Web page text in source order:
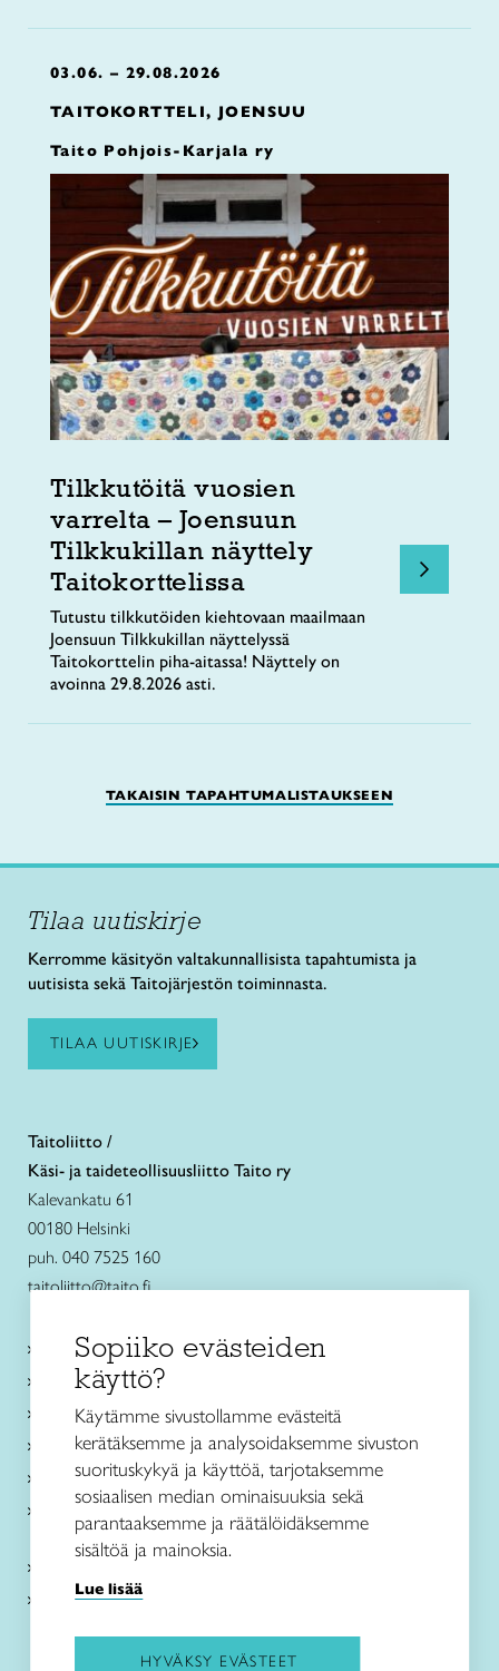
03.06. – 29.08.2026
TAITOKORTTELI, JOENSUU
Taito Pohjois-Karjala ry
Tilkkutöitä vuosien
varrelta – Joensuun
Tilkkukillan näyttely
Taitokorttelissa
Tutustu tilkkutöiden kiehtovaan maailmaan
Joensuun Tilkkukillan näyttelyssä
Taitokorttelin piha-aitassa! Näyttely on
avoinna 29.8.2026 asti.
TAKAISIN TAPAHTUMALISTAUKSEEN
Tilaa uutiskirje
Kerromme käsityön valtakunnallisista tapahtumista ja
uutisista sekä Taitojärjestön toiminnasta.
TILAA UUTISKIRJE
Taitoliitto /
Käsi- ja taideteollisuusliitto Taito ry
Kalevankatu 61
00180 Helsinki
puh. 040 7525 160
taitoliitto@taito.fi
Käsityökurssit ja koulutus
Ajankohtaista
Käsityöohjeet
Me olemme Taito
Paikallinen toiminta
Verkkokaupat
Kirjaudu Arviin
Kirjaudu Taitocampukseen
Sopiiko evästeiden
käyttö?
Käytämme sivustollamme evästeitä
kerätäksemme ja analysoidaksemme sivuston
suorituskykyä ja käyttöä, tarjotaksemme
sosiaalisen median ominaisuuksia sekä
parantaaksemme ja räätälöidäksemme
sisältöä ja mainoksia.
Lue lisää
HYVÄKSY EVÄSTEET